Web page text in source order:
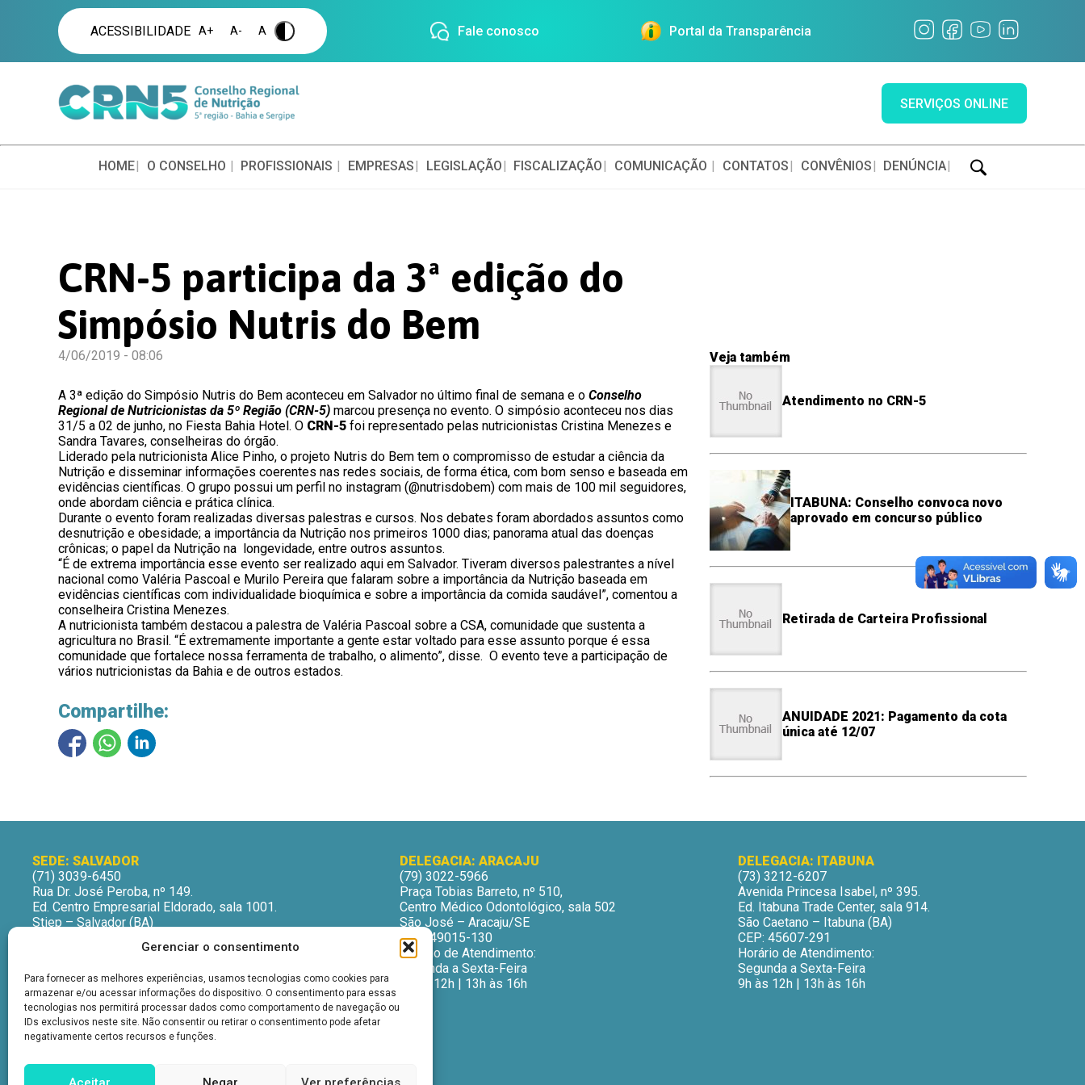
Gerenciar o consentimento
Para fornecer as melhores experiências, usamos tecnologias como cookies para
armazenar e/ou acessar informações do dispositivo. O consentimento para essas
tecnologias nos permitirá processar dados como comportamento de navegação ou
IDs exclusivos neste site. Não consentir ou retirar o consentimento pode afetar
negativamente certos recursos e funções.
ACESSIBILIDADE A+ A- A . Fale conosco Portal da Transparência
SERVIÇOS ONLINE
HOME O CONSELHO PROFISSIONAIS EMPRESAS LEGISLAÇÃO FISCALIZAÇÃO COMUNICAÇÃO CONTATOS CONVÊNIOS DENÚNCIA
CRN-5 participa da 3ª edição do
Simpósio Nutris do Bem
4/06/2019 - 08:06
A 3ª edição do Simpósio Nutris do Bem aconteceu em Salvador no último final de semana e o Conselho
Regional de Nutricionistas da 5º Região (CRN-5) marcou presença no evento. O simpósio aconteceu nos dias
31/5 a 02 de junho, no Fiesta Bahia Hotel. O CRN-5 foi representado pelas nutricionistas Cristina Menezes e
Sandra Tavares, conselheiras do órgão.
Liderado pela nutricionista Alice Pinho, o projeto Nutris do Bem tem o compromisso de estudar a ciência da
Nutrição e disseminar informações coerentes nas redes sociais, de forma ética, com bom senso e baseada em
evidências científicas. O grupo possui um perfil no instagram (@nutrisdobem) com mais de 100 mil seguidores,
onde abordam ciência e prática clínica.
Durante o evento foram realizadas diversas palestras e cursos. Nos debates foram abordados assuntos como
desnutrição e obesidade; a importância da Nutrição nos primeiros 1000 dias; panorama atual das doenças
crônicas; o papel da Nutrição na longevidade, entre outros assuntos.
“É de extrema importância esse evento ser realizado aqui em Salvador. Tiveram diversos palestrantes a nível
nacional como Valéria Pascoal e Murilo Pereira que falaram sobre a importância da Nutrição baseada em
evidências científicas com individualidade bioquímica e sobre a importância da comida saudável”, comentou a
conselheira Cristina Menezes.
A nutricionista também destacou a palestra de Valéria Pascoal sobre a CSA, comunidade que sustenta a
agricultura no Brasil. “É extremamente importante a gente estar voltado para esse assunto porque é essa
comunidade que fortalece nossa ferramenta de trabalho, o alimento”, disse. O evento teve a participação de
vários nutricionistas da Bahia e de outros estados.
Compartilhe:
Veja também
Atendimento no CRN-5
ITABUNA: Conselho convoca novo
aprovado em concurso público
Retirada de Carteira Profissional
ANUIDADE 2021: Pagamento da cota
única até 12/07
SEDE: SALVADOR
(71) 3039-6450
Rua Dr. José Peroba, nº 149.
Ed. Centro Empresarial Eldorado, sala 1001.
Stiep – Salvador (BA)
Horário de Atendimento:
9h às 12h | 13h às 16h
DELEGACIA: ARACAJU
(79) 3022-5966
Praça Tobias Barreto, nº 510,
Centro Médico Odontológico, sala 502
São José – Aracaju/SE
CEP: 49015-130
Horário de Atendimento:
Segunda a Sexta-Feira
9h às 12h | 13h às 16h
DELEGACIA: ITABUNA
(73) 3212-6207
Avenida Princesa Isabel, nº 395.
Ed. Itabuna Trade Center, sala 914.
São Caetano – Itabuna (BA)
CEP: 45607-291
Horário de Atendimento:
Segunda a Sexta-Feira
9h às 12h | 13h às 16h